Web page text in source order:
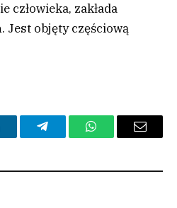
człowieka, zakłada
Jest objęty częściową
TelegramWhatsAppEmail